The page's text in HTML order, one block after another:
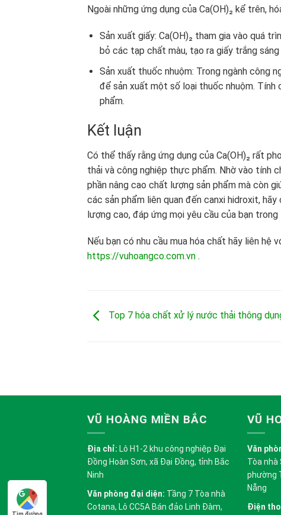
Ngoài những ứng dụng của Ca(OH)₂ kể trên,
Sản xuất giấy: Ca(OH)₂ tham gia vào quá
bỏ các tạp chất màu, tạo ra giấy trắng
Sản xuất thuốc nhuộm: Trong ngành công
để sản xuất một số loại thuốc nhuộm. Tính
phẩm.
Kết luận
Có thể thấy rằng ứng dụng của Ca(OH)₂ rất
thải và công nghiệp thực phẩm. Nhờ vào tính
phần nâng cao chất lượng sản phẩm mà còn
các sản phẩm liên quan đến canxi hidroxit,
lượng cao, đáp ứng mọi yêu cầu của bạn
Nếu bạn có nhu cầu mua hóa chất hãy liên
https://vuhoangco.com.vn .
Top 7 hóa chất xử lý nước thải thông
VŨ HOÀNG MIỀN BẮC
Địa chỉ: Lô H1-2 khu công nghiệp Đại
Đồng Hoàn Sơn, xã Đại Đồng, tỉnh Bắc
Ninh
Văn phòng đại diện: Tầng 7 Tòa nhà
Cotana, Lô CC5A Bán đảo Linh Đàm,
VŨ
Văn
Tòa nhà
phường
Nẵng
Điện